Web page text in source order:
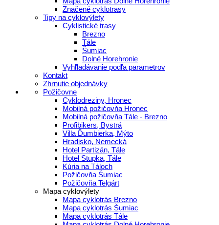
Značené cyklotrasy
Tipy na cyklovýlety
Cyklistické trasy
Brezno
Tále
Šumiac
Dolné Horehronie
Vyhľladávanie podľa parametrov
Kontakt
Zhrnutie objednávky
Požičovne
Cyklodreziny, Hronec
Mobilná požičovňa Hronec
Mobilná požičovňa Tále - Brezno
Profibikers, Bystrá
Villa Ďumbierka, Mýto
Hradisko, Nemecká
Hotel Partizán, Tále
Hotel Stupka, Tále
Kúria na Táloch
Požičovňa Šumiac
Požičovňa Telgárt
Mapa cyklovýlety
Mapa cyklotrás Brezno
Mapa cyklotrás Šumiac
Mapa cyklotrás Tále